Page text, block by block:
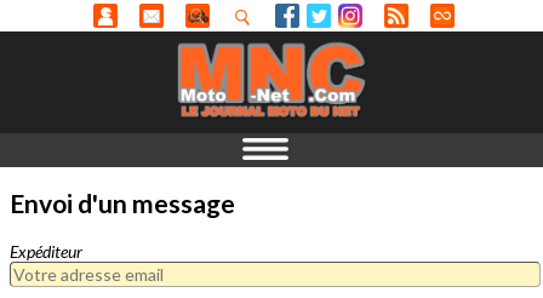
Envoi d'un message
Expéditeur